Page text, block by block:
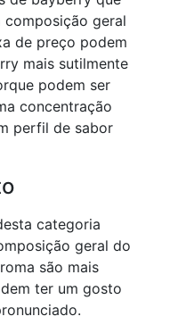
composição geral
de preço podem
mais sutilmente
podem ser
concentração
perfil de sabor
categoria
geral do
são mais
ter um gosto